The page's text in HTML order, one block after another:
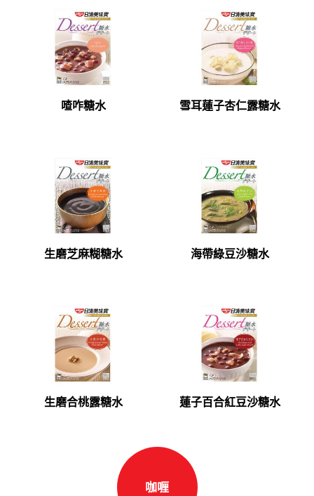
喳咋糖水 雪耳蓮子杏仁露糖水
生磨芝麻糊糖水 海帶綠豆沙糖水
生磨合桃露糖水 蓮子百合紅豆沙糖水
咖喱